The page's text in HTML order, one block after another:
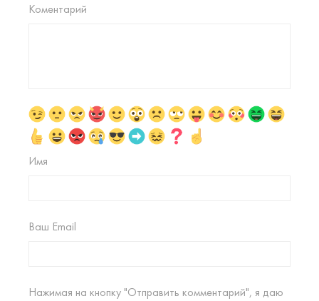
Коментарий
Имя
Ваш Email
Нажимая на кнопку "Отправить комментарий", я даю